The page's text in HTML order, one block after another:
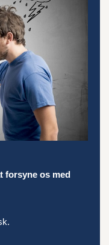
forsyne os med